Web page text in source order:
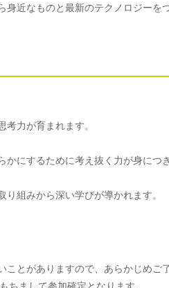
近なものと最新のテクノロジーを
力が育まれます。
にするために考え抜く力が身につき
組みから深い学びが導かれます。
とがありますので、あらかじめご
まして参加確定となります。